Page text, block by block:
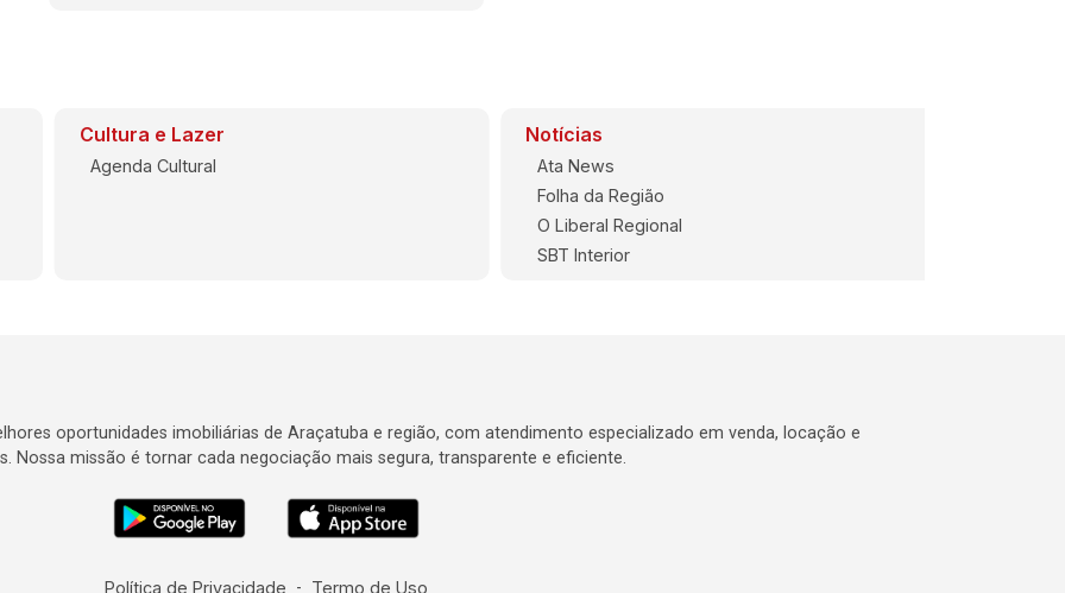
Cultura e Lazer
Agenda Cultural
Notícias
Ata News
Folha da Região
O Liberal Regional
SBT Interior
oportunidades imobiliárias de Araçatuba e região, com atendimento especializado em venda, locação e
Nossa missão é tornar cada negociação mais segura, transparente e eficiente.
Política de Privacidade - Termo de Uso